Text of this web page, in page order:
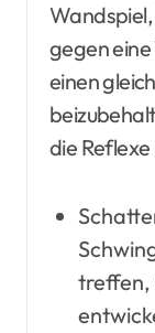
gegen
einen
die
treffen,